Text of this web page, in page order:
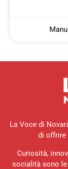
La Voce di
di offrire
Curiosità,
socialità sono